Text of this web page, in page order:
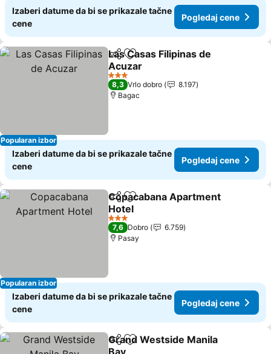
Izaberi datume da bi se prikazale tačne
cene
Pogledaj cene
Popularan izbor
Deli Dodati u favorite
Las Casas Filipinas de
Acuzar
Pogledaj cene
3 Zvezdice
8,3 Vrlo dobro
8.197
Bagac
Izaberi datume da bi se prikazale tačne
cene
Pogledaj cene
Popularan izbor
Deli Dodati u favorite
Copacabana Apartment
Hotel
Pogledaj cene
3 Zvezdice
7,6 Dobro
6.759
Pasay
Izaberi datume da bi se prikazale tačne
cene
Pogledaj cene
Deli Dodati u favorite
Grand Westside Manila
Bay